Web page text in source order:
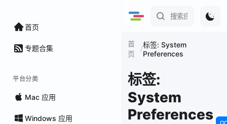
首页
专题合集
平台分类
Mac 应用
Windows 应用
首
页
/标签: System
Preferences
标签:
System
Preferences